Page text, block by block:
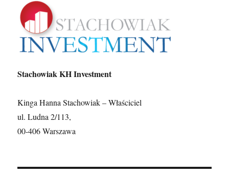
Stachowiak KH Investment
Kinga Hanna Stachowiak – Właściciel
ul. Ludna 2/113,
00-406 Warszawa